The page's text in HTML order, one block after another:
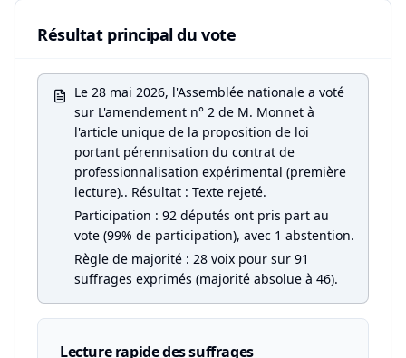
Résultat principal du vote
Le 28 mai 2026, l'Assemblée nationale a voté
sur L'amendement n° 2 de M. Monnet à
l'article unique de la proposition de loi
portant pérennisation du contrat de
professionnalisation expérimental (première
lecture).. Résultat : Texte rejeté.
Participation : 92 députés ont pris part au
vote (99% de participation), avec 1 abstention.
Règle de majorité : 28 voix pour sur 91
suffrages exprimés (majorité absolue à 46).
Lecture rapide des suffrages